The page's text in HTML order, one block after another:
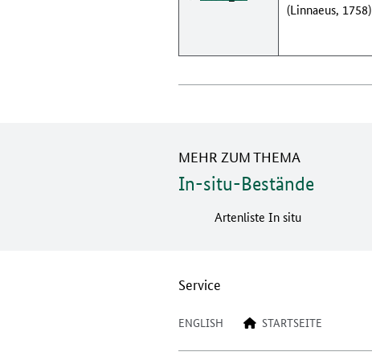
(Linnaeus, 1758)
MEHR ZUM THEMA
In-situ-Bestände
Artenliste In situ
Service
ENGLISH STARTSEITE